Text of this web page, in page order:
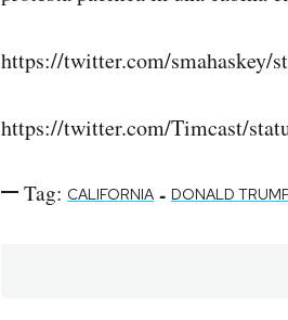
https://twitter.com/smahaskey/
https://twitter.com/Timcast/
Tag: CALIFORNIA - DONALD